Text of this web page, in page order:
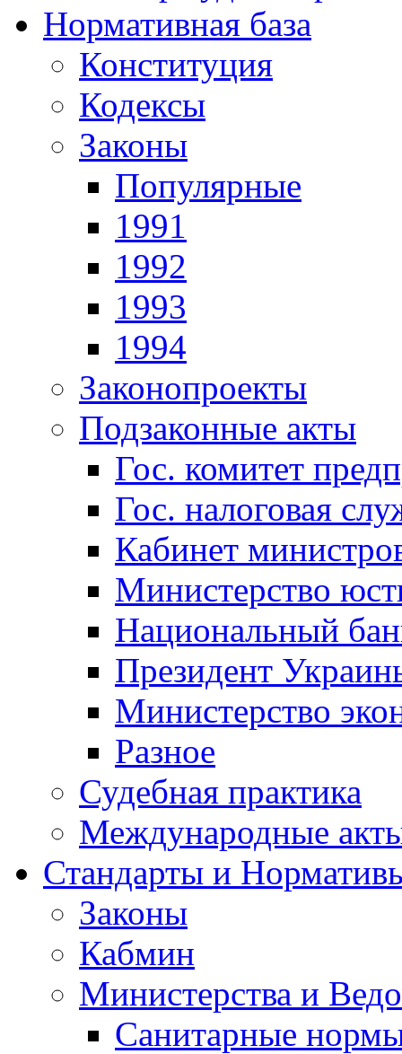
Нормативная база
Конституция
Кодексы
Законы
Популярные
1991
1992
1993
1994
Законопроекты
Подзаконные акты
Гос. комитет
Гос. налоговая
Кабинет
Министерство
Национальный
Президент
Министерство
Разное
Судебная практика
Международные
Стандарты и
Законы
Кабмин
Министерства и
Санитарные